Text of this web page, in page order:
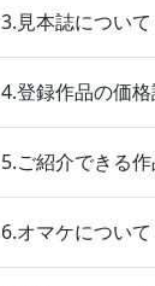
3.見本誌について
4.登録作品の価
5.ご紹介できる
6.オマケについて